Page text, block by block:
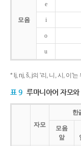
모음
e
i
o
u
* lj, nj, š, j의 '리, 니, 시, 이'
표 9 루마니아어 자모
자모
한
모음
앞